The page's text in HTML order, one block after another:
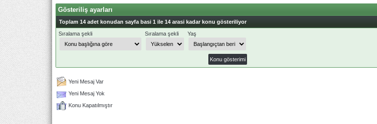
Gösteriliş ayarları
Toplam 14 adet konudan sayfa basi 1 ile 14 arasi kadar konu gösteriliyor
Sıralama şekli
Sıralama şekli Yaş
Yeni Mesaj Var
Yeni Mesaj Yok
Konu Kapatılmıştır